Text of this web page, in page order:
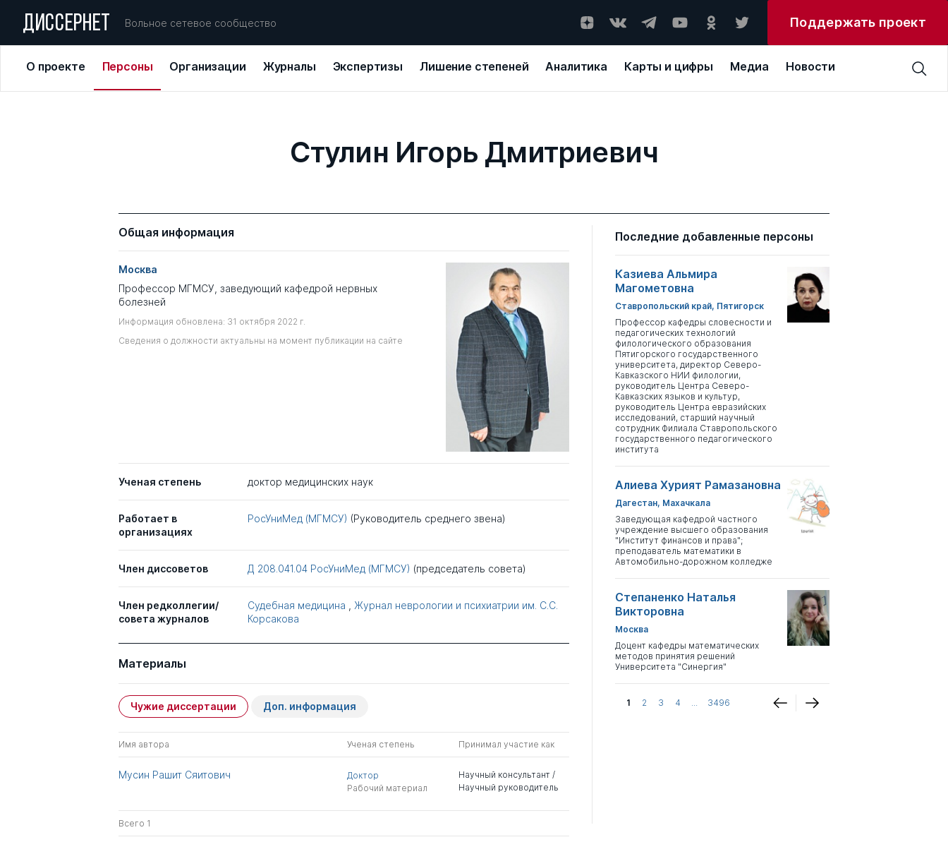
ДИССЕРНЕТ Вольное сетевое сообщество Поддержать проект
О проекте Персоны Организации Журналы Экспертизы Лишение степеней Аналитика Карты и цифры Медиа Новости
Стулин Игорь Дмитриевич
Общая информация
Москва
Профессор МГМСУ, заведующий кафедрой нервных
болезней
Информация обновлена: 31 октября 2022 г.
Сведения о должности актуальны на момент публикации на сайте
Ученая степень доктор медицинских наук
Работает в
организациях
РосУниМед (МГМСУ) (Руководитель среднего звена)
Член диссоветов Д 208.041.04 РосУниМед (МГМСУ) (председатель совета)
Член редколлегии/
совета журналов
Судебная медицина
Журнал неврологии и психиатрии им. С.С.
Корсакова
Материалы
Чужие диссертации Доп. информация
Имя автора Ученая степень Принимал участие как
Мусин Рашит Сяитович
Доктор
Рабочий материал
Научный консультант /
Научный руководитель
Всего 1
Последние добавленные персоны
Казиева Альмира
Магометовна
Ставропольский край, Пятигорск
Профессор кафедры словесности и
педагогических технологий
филологического образования
Пятигорского государственного
университета, директор Северо-
Кавказского НИИ филологии,
руководитель Центра Северо-
Кавказских языков и культур,
руководитель Центра евразийских
исследований, старший научный
сотрудник Филиала Ставропольского
государственного педагогического
института
Алиева Хурият Рамазановна
Дагестан, Махачкала
Заведующая кафедрой частного
учреждение высшего образования
"Институт финансов и права";
преподаватель математики в
Автомобильно-дорожном колледже
Степаненко Наталья
Викторовна
Москва
Доцент кафедры математических
методов принятия решений
Университета "Синергия"
1 2 3 4 ... 3496